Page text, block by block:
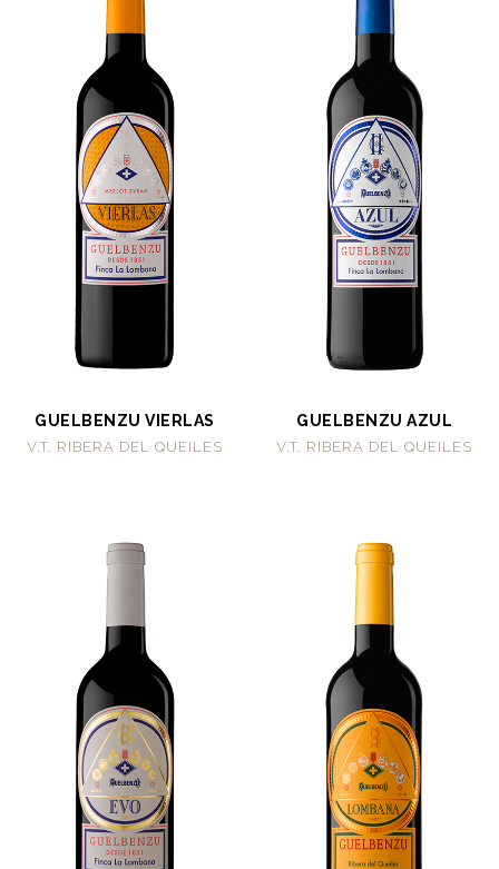
GUELBENZU VIERLAS
V.T. RIBERA DEL QUEILES
GUELBENZU AZUL
V.T. RIBERA DEL QUEILES